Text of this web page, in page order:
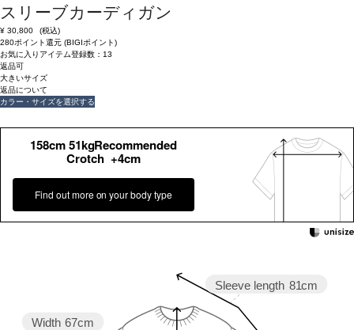
スリーブカーディガン
¥ 30,800
(税込)
280ポイント還元 (BIGIポイント)
お気に入りアイテム登録数： 13
返品可
大きいサイズ
返品について
カラー・サイズを選択する
158cm 51kgRecommended
Crotch +4cm
Find out more on your body type
Sleeve length 81cm
Width 67cm